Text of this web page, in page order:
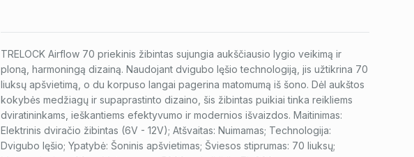
TRELOCK Airflow 70 priekinis žibintas sujungia aukščiausio lygio veikimą ir
ploną, harmoningą dizainą. Naudojant dvigubo lęšio technologiją, jis užtikrina 70
liuksų apšvietimą, o du korpuso langai pagerina matomumą iš šono. Dėl aukštos
kokybės medžiagų ir supaprastinto dizaino, šis žibintas puikiai tinka reikliems
dviratininkams, ieškantiems efektyvumo ir modernios išvaizdos. Maitinimas:
Elektrinis dviračio žibintas (6V - 12V); Atšvaitas: Nuimamas; Technologija:
Dvigubo lęšio; Ypatybė: Šoninis apšvietimas; Šviesos stiprumas: 70 liuksų;